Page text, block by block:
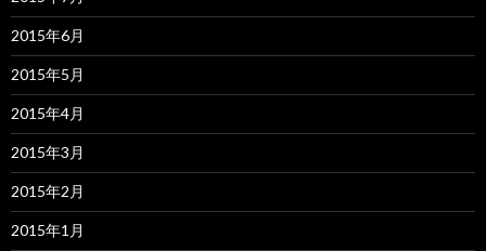
2015年6月
2015年5月
2015年4月
2015年3月
2015年2月
2015年1月